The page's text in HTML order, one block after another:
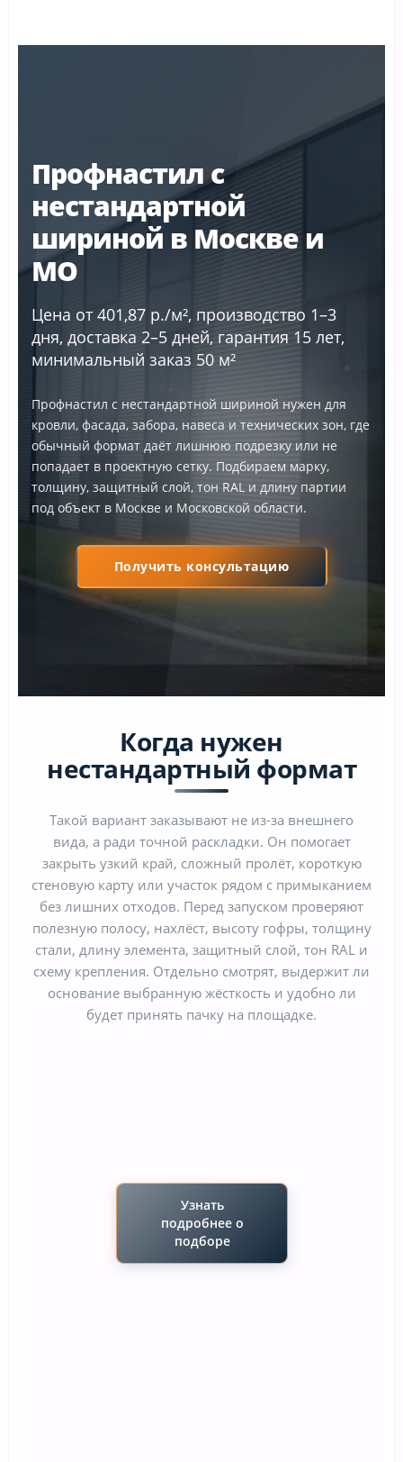
Профнастил с
нестандартной
шириной в Москве и
МО
Цена от 401,87 р./м², производство 1–3
дня, доставка 2–5 дней, гарантия 15 лет,
минимальный заказ 50 м²
Профнастил с нестандартной шириной нужен для
кровли, фасада, забора, навеса и технических зон, где
обычный формат даёт лишнюю подрезку или не
попадает в проектную сетку. Подбираем марку,
толщину, защитный слой, тон RAL и длину партии
под объект в Москве и Московской области.
Получить консультацию
Когда нужен
нестандартный формат
Такой вариант заказывают не из-за внешнего
вида, а ради точной раскладки. Он помогает
закрыть узкий край, сложный пролёт, короткую
стеновую карту или участок рядом с примыканием
без лишних отходов. Перед запуском проверяют
полезную полосу, нахлёст, высоту гофры, толщину
стали, длину элемента, защитный слой, тон RAL и
схему крепления. Отдельно смотрят, выдержит ли
основание выбранную жёсткость и удобно ли
будет принять пачку на площадке.
Узнать
подробнее о
подборе